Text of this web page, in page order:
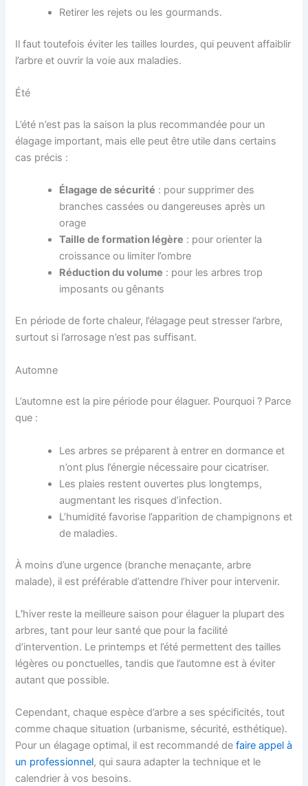
Retirer les rejets ou les gourmands.
Il faut toutefois éviter les tailles lourdes, qui peuvent affaiblir
l’arbre et ouvrir la voie aux maladies.
Été
L’été n’est pas la saison la plus recommandée pour un
élagage important, mais elle peut être utile dans certains
cas précis :
Élagage de sécurité : pour supprimer des
branches cassées ou dangereuses après un
orage
Taille de formation légère : pour orienter la
croissance ou limiter l’ombre
Réduction du volume : pour les arbres trop
imposants ou gênants
En période de forte chaleur, l’élagage peut stresser l’arbre,
surtout si l’arrosage n’est pas suffisant.
Automne
L’automne est la pire période pour élaguer. Pourquoi ? Parce
que :
Les arbres se préparent à entrer en dormance et
n’ont plus l’énergie nécessaire pour cicatriser.
Les plaies restent ouvertes plus longtemps,
augmentant les risques d’infection.
L’humidité favorise l’apparition de champignons et
de maladies.
À moins d’une urgence (branche menaçante, arbre
malade), il est préférable d’attendre l’hiver pour intervenir.
L’hiver reste la meilleure saison pour élaguer la plupart des
arbres, tant pour leur santé que pour la facilité
d’intervention. Le printemps et l’été permettent des tailles
légères ou ponctuelles, tandis que l’automne est à éviter
autant que possible.
Cependant, chaque espèce d’arbre a ses spécificités, tout
comme chaque situation (urbanisme, sécurité, esthétique).
Pour un élagage optimal, il est recommandé defaire appel à
un professionnel, qui saura adapter la technique et le
calendrier à vos besoins.